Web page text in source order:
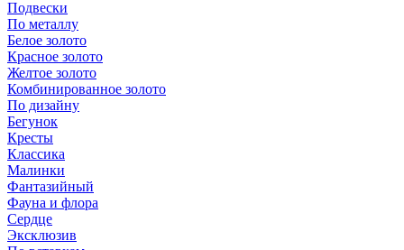
Подвески
По металлу
Белое золото
Красное золото
Желтое золото
Комбинированное золото
По дизайну
Бегунок
Кресты
Классика
Малинки
Фантазийный
Фауна и флора
Сердце
Эксклюзив